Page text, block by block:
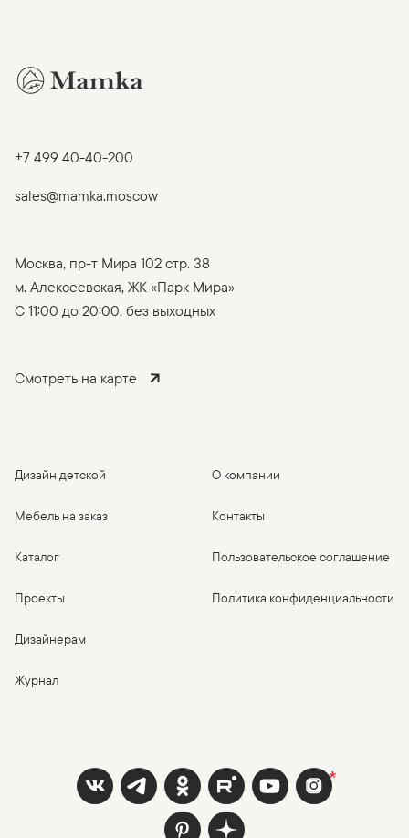
+7 499 40-40-200
sales@mamka.moscow
Москва, пр-т Мира 102 стр. 38
м. Алексеевская, ЖК «Парк Мира»
C 11:00 до 20:00, без выходных
Смотреть на карте
Дизайн детской
Мебель на заказ
Каталог
Проекты
Дизайнерам
Журнал
О компании
Контакты
Пользовательское соглашение
Политика конфиденциальности